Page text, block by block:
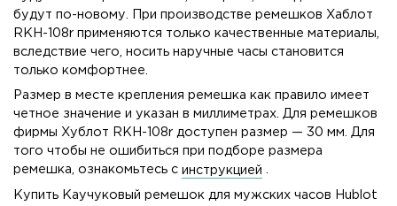
будут по-новому. При производстве ремешков Хаблот
RKH-108r применяются только качественные материалы,
вследствие чего, носить наручные часы становится
только комфортнее.
Размер в месте крепления ремешка как правило имеет
четное значение и указан в миллиметрах. Для ремешков
фирмы Хублот RKH-108r доступен размер — 30 мм. Для
того чтобы не ошибиться при подборе размера
ремешка, ознакомьтесь с инструкцией
Купить Каучуковый ремешок для мужских часов Hublot